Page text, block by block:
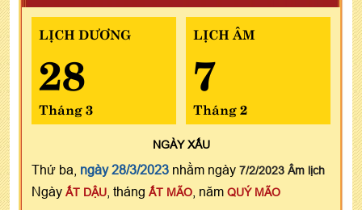
LỊCH DƯƠNG
28
Tháng 3
LỊCH ÂM
7
Tháng 2
NGÀYXẤU
Thứ ba, ngày 28/3/2023 nhằm ngày 7/2/2023 Âm lịch
Ngày ẤT DẬU , tháng ẤT MÃO , năm QUÝ MÃO